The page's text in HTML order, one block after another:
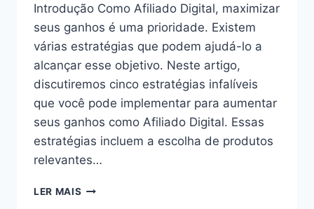
Introdução Como Afiliado Digital, maximizar
seus ganhos é uma prioridade. Existem
várias estratégias que podem ajudá-lo a
alcançar esse objetivo. Neste artigo,
discutiremos cinco estratégias infalíveis
que você pode implementar para aumentar
seus ganhos como Afiliado Digital. Essas
estratégias incluem a escolha de produtos
relevantes…
LER MAIS